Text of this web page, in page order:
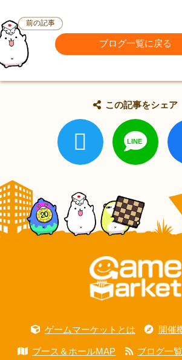
前の記事
ブログ一覧に戻る
この記事をシェア
ゲームマーケットとは 開催
ブース＆ホールMAP ブログ一覧